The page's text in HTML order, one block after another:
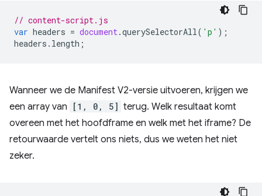
// content-script.js
var headers = document.querySelectorAll( 'p' );
headers . length ;
Wanneer we de Manifest V2-versie uitvoeren, krijgen we
een array van
[1, 0, 5] terug. Welk resultaat komt
overeen met het hoofdframe en welk met het iframe? De
retourwaarde vertelt ons niets, dus we weten het niet
zeker.